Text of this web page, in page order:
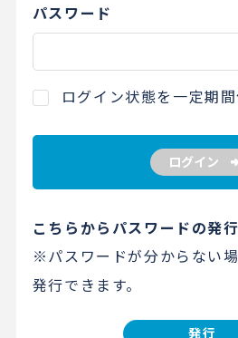
パスワード
ログイン状態を一定期
ログイン
こちらからパスワードの発行
※パスワードが分からない
発行できます。
発行